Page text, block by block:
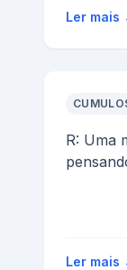
Ler mais
R: Uma
Ler mais